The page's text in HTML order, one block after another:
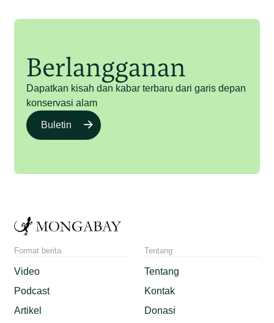
Berlangganan
Dapatkan kisah dan kabar terbaru dari garis depan
konservasi alam
Buletin
Format berita
Video
Podcast
Artikel
Tentang
Tentang
Kontak
Donasi